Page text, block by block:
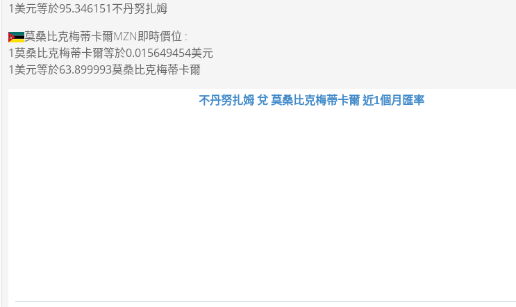
1美元等於95.346151不丹努扎姆
莫桑比克梅蒂卡爾MZN即時價位 :
1莫桑比克梅蒂卡爾等於0.015649454美元
1美元等於63.899993莫桑比克梅蒂卡爾
不丹努扎姆 兌 莫桑比克梅蒂卡爾 近1個月匯率